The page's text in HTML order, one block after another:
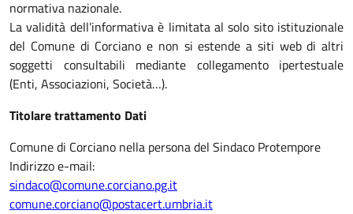
normativa nazionale.
La validità dell’informativa è limitata al solo sito istituzionale
del Comune di Corciano e non si estende a siti web di altri
soggetti consultabili mediante collegamento ipertestuale
(Enti, Associazioni, Società…).
Titolare trattamento Dati
Comune di Corciano nella persona del Sindaco Protempore
Indirizzo e-mail:
sindaco@comune.corciano.pg.it
comune.corciano@postacert.umbria.it